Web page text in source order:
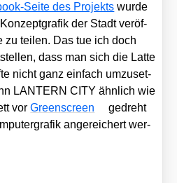
Sei­te des Pro­jekts wur­de
der Stadt ver­öf­
zu tei­len. Das tue ich doch
dass man sich die Lat­te
nicht ganz ein­fach umzu­set­
LANTERN CITY ähn­lich wie
vorGreen­screen
gedreht
ange­rei­chert wer­